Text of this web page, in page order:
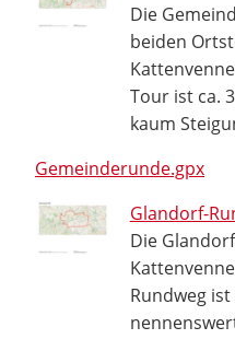
Die
beiden
Tour ist ca.
kaum
Gemeinderunde.gpx
Glandorf-
Die
Rundweg